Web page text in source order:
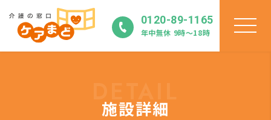
0120-89-1165
年中無休 9時〜18時
施設詳細